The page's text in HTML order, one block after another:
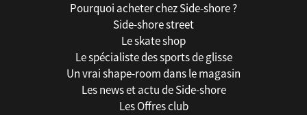
Pourquoi acheter chez Side-shore ?
Side-shore street
Le skate shop
Le spécialiste des sports de glisse
Un vrai shape-room dans le magasin
Les news et actu de Side-shore
Les Offres club